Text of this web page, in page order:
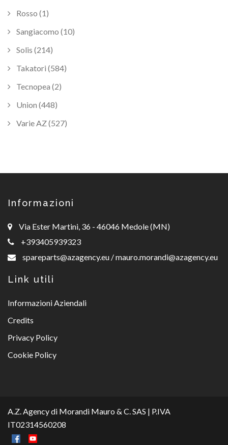
Rosso (1)
Sangiacomo (10)
Solis (214)
Takatori (584)
Tecnopea (2)
Union (448)
Varie AZ (527)
Informazioni
Via Ester Martini, 36 - 46046 Medole (MN)
+393405939323
spareparts@azagency.eu /mauro.morandi@azagency.eu
Link utili
Informazioni Aziendali
Credits
Privacy Policy
Cookie Policy
A.Z. Agency di Morandi Mauro & C. SAS | P.IVA
IT02314560208